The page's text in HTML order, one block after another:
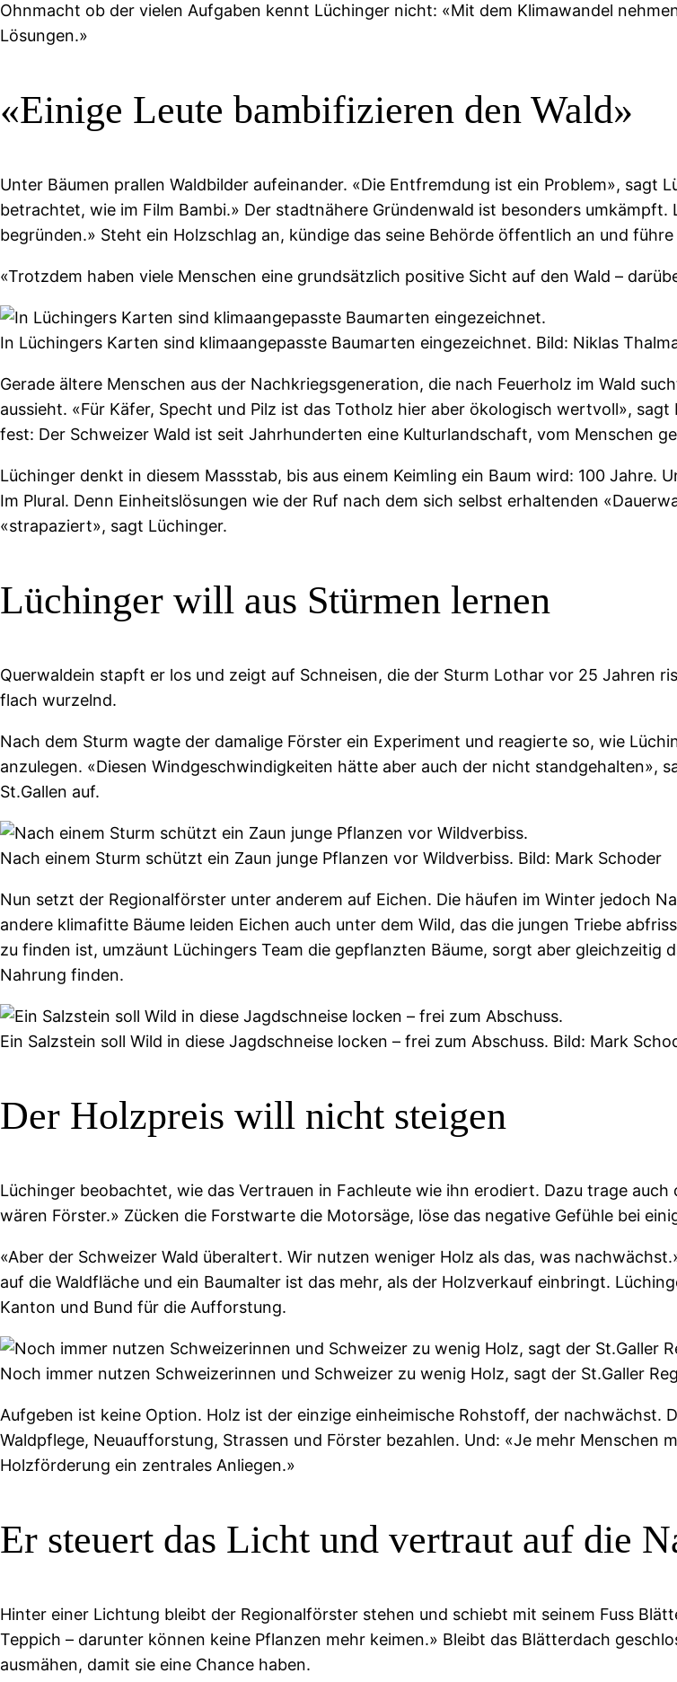
Ohnmacht ob der vielen Aufgaben kennt Lüchinger nicht: «Mit dem Klimawandel
Lösungen.»
«Einige Leute bambifizieren den Wald»
Unter Bäumen prallen Waldbilder aufeinander. «Die Entfremdung ist ein Problem», sagt
betrachtet, wie im Film Bambi.» Der stadtnähere Gründenwald ist besonders
begründen.» Steht ein Holzschlag an, kündige das seine Behörde öffentlich an und
«Trotzdem haben viele Menschen eine grundsätzlich positive Sicht auf den Wald –
In Lüchingers Karten sind klimaangepasste Baumarten eingezeichnet. Bild: Niklas
Gerade ältere Menschen aus der Nachkriegsgeneration, die nach Feuerholz im Wald
aussieht. «Für Käfer, Specht und Pilz ist das Totholz hier aber ökologisch wertvoll»,
fest: Der Schweizer Wald ist seit Jahrhunderten eine Kulturlandschaft, vom Menschen
Lüchinger denkt in diesem Massstab, bis aus einem Keimling ein Baum wird: 100 Jahre.
Im Plural. Denn Einheitslösungen wie der Ruf nach dem sich selbst erhaltenden
«strapaziert», sagt Lüchinger.
Lüchinger will aus Stürmen lernen
Querwaldein stapft er los und zeigt auf Schneisen, die der Sturm Lothar vor 25 Jahren
flach wurzelnd.
Nach dem Sturm wagte der damalige Förster ein Experiment und reagierte so, wie
anzulegen. «Diesen Windgeschwindigkeiten hätte aber auch der nicht standgehalten»,
St.Gallen auf.
Nach einem Sturm schützt ein Zaun junge Pflanzen vor Wildverbiss. Bild: Mark Schoder
Nun setzt der Regionalförster unter anderem auf Eichen. Die häufen im Winter jedoch
andere klimafitte Bäume leiden Eichen auch unter dem Wild, das die jungen Triebe
zu finden ist, umzäunt Lüchingers Team die gepflanzten Bäume, sorgt aber gleichzeitig
Nahrung finden.
Ein Salzstein soll Wild in diese Jagdschneise locken – frei zum Abschuss. Bild: Mark
Der Holzpreis will nicht steigen
Lüchinger beobachtet, wie das Vertrauen in Fachleute wie ihn erodiert. Dazu trage
wären Förster.» Zücken die Forstwarte die Motorsäge, löse das negative Gefühle bei
«Aber der Schweizer Wald überaltert. Wir nutzen weniger Holz als das, was
auf die Waldfläche und ein Baumalter ist das mehr, als der Holzverkauf einbringt.
Kanton und Bund für die Aufforstung.
Noch immer nutzen Schweizerinnen und Schweizer zu wenig Holz, sagt der St.Galler
Aufgeben ist keine Option. Holz ist der einzige einheimische Rohstoff, der
Waldpflege, Neuaufforstung, Strassen und Förster bezahlen. Und: «Je mehr Menschen
Holzförderung ein zentrales Anliegen.»
Er steuert das Licht und vertraut auf die
Hinter einer Lichtung bleibt der Regionalförster stehen und schiebt mit seinem Fuss
Teppich – darunter können keine Pflanzen mehr keimen.» Bleibt das Blätterdach
ausmähen, damit sie eine Chance haben.